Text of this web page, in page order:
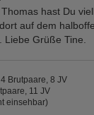
hast Du
auf dem
Grüße Tine.
Brutpaare, 8 JV
11 JV
einsehbar)